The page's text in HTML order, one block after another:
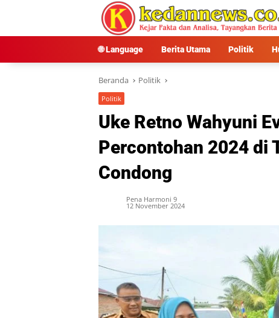
🌐 Language Berita Utama Politik
Beranda Politik
Politik
Uke Retno Wahyuni
Percontohan 2024 di
Condong
Pena Harmoni 9
12 November 2024